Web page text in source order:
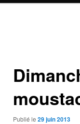
Publié le 29 juin 2013